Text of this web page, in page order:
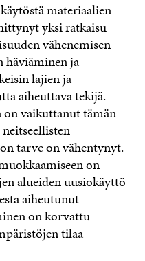
materiaalien
yksi ratkaisu
vähenemisen
häviäminen ja
lajien ja
aiheuttava tekijä.
vaikuttanut tämän
tarve on vähentynyt.
on
alueiden uusiokäyttö
aiheutunut
on korvattu
tilaa